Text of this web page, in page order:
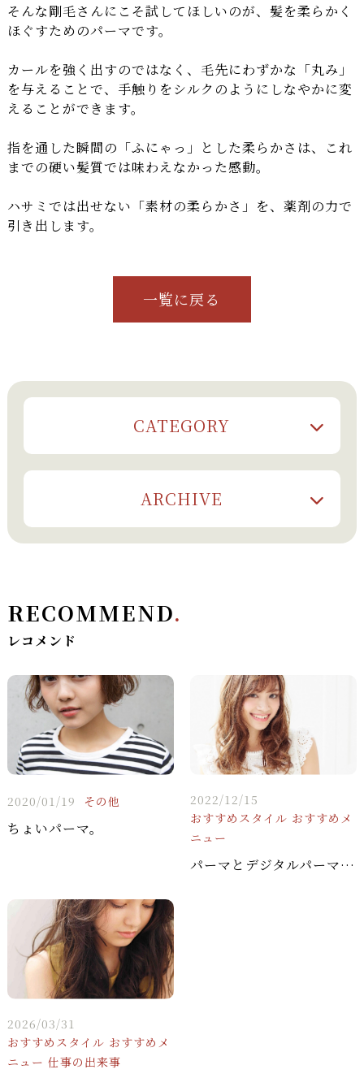
そんな剛毛さんにこそ試してほしいのが、髪を柔らかく
ほぐすためのパーマです。
カールを強く出すのではなく、毛先にわずかな「丸み」
を与えることで、手触りをシルクのようにしなやかに変
えることができます。
指を通した瞬間の「ふにゃっ」とした柔らかさは、これ
までの硬い髪質では味わえなかった感動。
ハサミでは出せない「素材の柔らかさ」を、薬剤の力で
引き出します。
一覧に戻る
CATEGORY
ARCHIVE
RECOMMEND.
レコメンド
2020/01/19 その他
ちょいパーマ。
2022/12/15
おすすめスタイル おすすめメ
ニュー
パーマとデジタルパーマの違い
2026/03/31
おすすめスタイル おすすめメ
ニュー 仕事の出来事